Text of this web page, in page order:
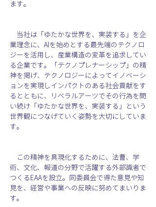
ます。
当社は「ゆたかな世界を、実装する」を企
業理念に、AIを始めとする最先端のテクノロ
ジーを活用し、産業構造の変革を追求してい
る企業です。「テクノプレナーシップ」の精
神を掲げ、テクノロジーによってイノベーシ
ョンを実現しインパクトのある社会貢献をす
るとともに、リベラルアーツでその行為を問
い続け「ゆたかな世界を、実装する」という
世界観につなげていく姿勢を大切にしていま
す。
この精神を具現化するために、法曹、学
術、文化、報道の分野で活躍する外部識者で
つくるEAAを設立。同委員会で得た意見や知
見を、経営や事業への反映に努めてまいりま
す。